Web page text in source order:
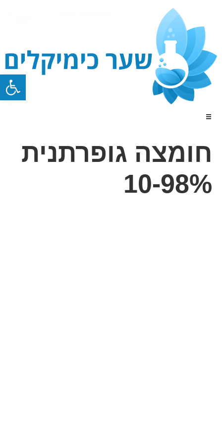
פתח
חומצה גופרתנית
10-98%